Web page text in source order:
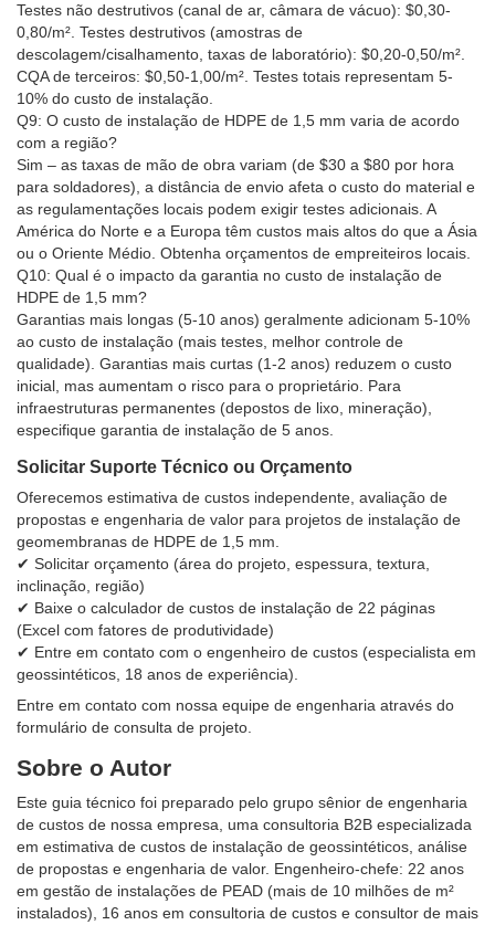
Testes não destrutivos (canal de ar, câmara de vácuo): $0,30-
0,80/m². Testes destrutivos (amostras de
descolagem/cisalhamento, taxas de laboratório): $0,20-0,50/m².
CQA de terceiros: $0,50-1,00/m². Testes totais representam 5-
10% do custo de instalação.
Q9: O custo de instalação de HDPE de 1,5 mm varia de acordo
com a região?
Sim – as taxas de mão de obra variam (de $30 a $80 por hora
para soldadores), a distância de envio afeta o custo do material e
as regulamentações locais podem exigir testes adicionais. A
América do Norte e a Europa têm custos mais altos do que a Ásia
ou o Oriente Médio. Obtenha orçamentos de empreiteiros locais.
Q10: Qual é o impacto da garantia no custo de instalação de
HDPE de 1,5 mm?
Garantias mais longas (5-10 anos) geralmente adicionam 5-10%
ao custo de instalação (mais testes, melhor controle de
qualidade). Garantias mais curtas (1-2 anos) reduzem o custo
inicial, mas aumentam o risco para o proprietário. Para
infraestruturas permanentes (depostos de lixo, mineração),
especifique garantia de instalação de 5 anos.
Solicitar Suporte Técnico ou Orçamento
Oferecemos estimativa de custos independente, avaliação de
propostas e engenharia de valor para projetos de instalação de
geomembranas de HDPE de 1,5 mm.
✔ Solicitar orçamento (área do projeto, espessura, textura,
inclinação, região)
✔ Baixe o calculador de custos de instalação de 22 páginas
(Excel com fatores de produtividade)
✔ Entre em contato com o engenheiro de custos (especialista em
geossintéticos, 18 anos de experiência).
Entre em contato com nossa equipe de engenharia através do
formulário de consulta de projeto.
Sobre o Autor
Este guia técnico foi preparado pelo grupo sênior de engenharia
de custos de nossa empresa, uma consultoria B2B especializada
em estimativa de custos de instalação de geossintéticos, análise
de propostas e engenharia de valor. Engenheiro-chefe: 22 anos
em gestão de instalações de PEAD (mais de 10 milhões de m²
instalados), 16 anos em consultoria de custos e consultor de mais